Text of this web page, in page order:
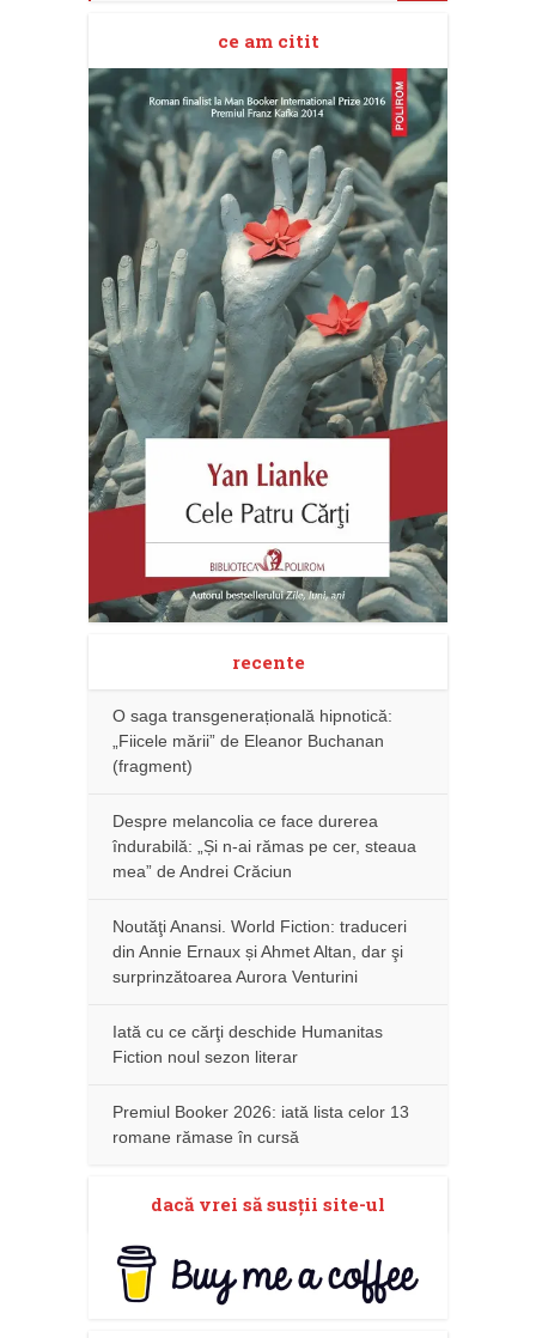
ce am citit
recente
O saga transgenerațională hipnotică:
„Fiicele mării” de Eleanor Buchanan
(fragment)
Despre melancolia ce face durerea
îndurabilă: „Și n-ai rămas pe cer, steaua
mea” de Andrei Crăciun
Noutăţi Anansi. World Fiction: traduceri
din Annie Ernaux și Ahmet Altan, dar şi
surprinzătoarea Aurora Venturini
Iată cu ce cărţi deschide Humanitas
Fiction noul sezon literar
Premiul Booker 2026: iată lista celor 13
romane rămase în cursă
dacă vrei să susţii site-ul